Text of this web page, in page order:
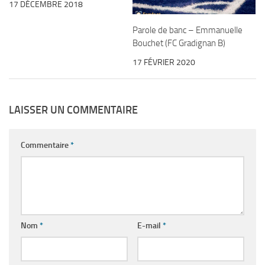
17 DÉCEMBRE 2018
Parole de banc – Emmanuelle
Bouchet (FC Gradignan B)
17 FÉVRIER 2020
LAISSER UN COMMENTAIRE
Commentaire*
Nom * E-mail *